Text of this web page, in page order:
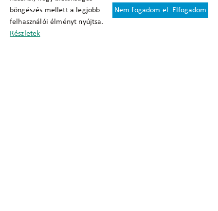
böngészés mellett a legjobb
felhasználói élményt nyújtsa.
Részletek
Nem fogadom el Elfogadom
Felhasználási feltételek